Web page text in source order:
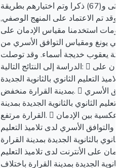
منهم: (68) أنثى و(67) ذكرا وتم اختيارهم بطريقة
وقد تم الاعتماد على المنهج الوصفي,
استخدمنا مقياس الإدمان على
يونغ ومقياس التوافق الأسري من
يعقوب خديجة أسماء. وقد توصلت
الدراسة إلى النتائج التالية:  مستوى الإدمان على
التعليم الثانوي بالثانوية الجديدة
بمدينة القرارة منخفض.  مستوى التوافق الأسري
الثانوي بالثانوية الجديدة بمدينة
القرارة مرتفع.  توجد علاقة عكسية بين الإدمان
والتوافق الأسري لدى تلاميذ التعليم
الثانوي بالثانوية الجديدة بمدينة القرارة.  أنه لا توجد
على الأنترنت لدى تلاميذ التعليم
الجديدة بمدينة القرارة باختلاف